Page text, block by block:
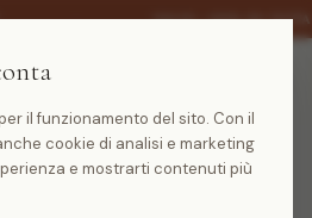
· SALDI -30% SU
non trovato
il funzionamento del sito. Con il
cookie di analisi e marketing
e mostrarti contenuti più